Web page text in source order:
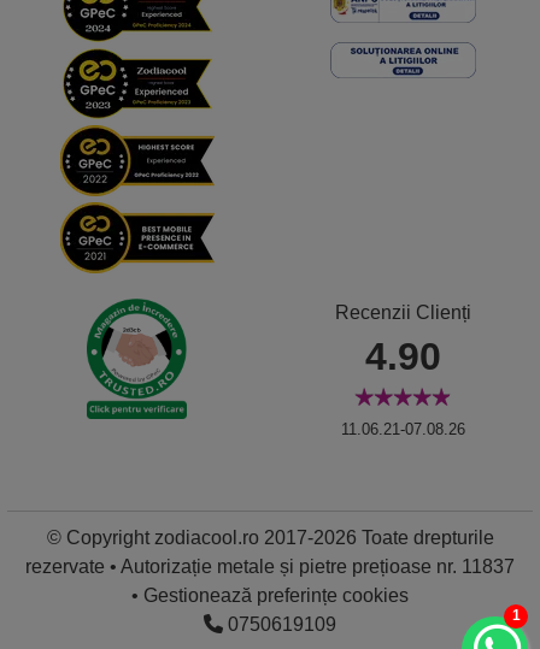
Recenzii Clienți
4.90
11.06.21-07.08.26
© Copyright zodiacool.ro 2017-2026 Toate drepturile
rezervate • Autorizație metale și pietre prețioase nr. 11837
• Gestionează preferințe cookies
0750619109
1